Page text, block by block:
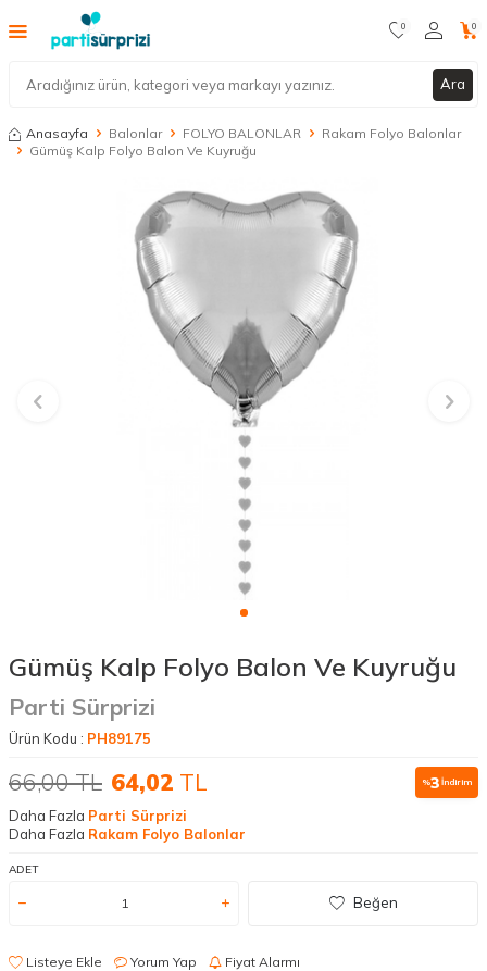
Ara
0 0
Anasayfa Balonlar FOLYO BALONLAR
Rakam Folyo Balonlar
Gümüş Kalp Folyo Balon Ve Kuyruğu
Gümüş Kalp Folyo Balon Ve Kuyruğu
Parti Sürprizi
Ürün Kodu : PH89175
66,00TL 64,02 TL %3 İndirim
Daha Fazla Parti Sürprizi
Daha Fazla Rakam Folyo Balonlar
ADET
Beğen
Listeye Ekle Yorum Yap Fiyat Alarmı